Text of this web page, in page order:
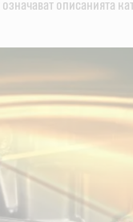
описанията